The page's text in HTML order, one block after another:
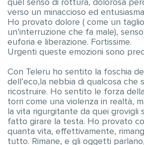
quel senso di rottura, dolorosa
verso un minaccioso ed
Ho provato dolore ( come un
un’interruzione che fa male),
euforia e liberazione. Fortissime.
Urgenti queste emozioni sono
Con Teleru ho sentito la foschia
dell’eco,la nebbia di qualcosa che
ricostruire. Ho sentito le forza
torri come una violenza in realtà,
la vita rigurgitante da quei grovigli
fatto girare la testa. Ho provato
quanta vita, effettivamente,
tutto. Rimane, e gli oggetti